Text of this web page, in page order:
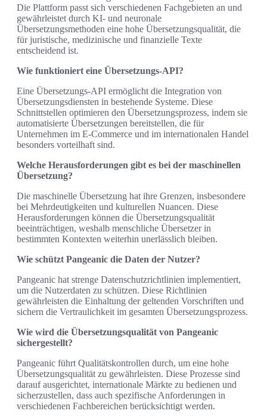
Die Plattform passt sich verschiedenen Fachgebieten an und
gewährleistet durch KI- und neuronale
Übersetzungsmethoden eine hohe Übersetzungsqualität, die
für juristische, medizinische und finanzielle Texte
entscheidend ist.
Wie funktioniert eine Übersetzungs-API?
Eine Übersetzungs-API ermöglicht die Integration von
Übersetzungsdiensten in bestehende Systeme. Diese
Schnittstellen optimieren den Übersetzungsprozess, indem sie
automatisierte Übersetzungen bereitstellen, die für
Unternehmen im E-Commerce und im internationalen Handel
besonders vorteilhaft sind.
Welche Herausforderungen gibt es bei der maschinellen
Übersetzung?
Die maschinelle Übersetzung hat ihre Grenzen, insbesondere
bei Mehrdeutigkeiten und kulturellen Nuancen. Diese
Herausforderungen können die Übersetzungsqualität
beeinträchtigen, weshalb menschliche Übersetzer in
bestimmten Kontexten weiterhin unerlässlich bleiben.
Wie schützt Pangeanic die Daten der Nutzer?
Pangeanic hat strenge Datenschutzrichtlinien implementiert,
um die Nutzerdaten zu schützen. Diese Richtlinien
gewährleisten die Einhaltung der geltenden Vorschriften und
sichern die Vertraulichkeit im gesamten Übersetzungsprozess.
Wie wird die Übersetzungsqualität von Pangeanic
sichergestellt?
Pangeanic führt Qualitätskontrollen durch, um eine hohe
Übersetzungsqualität zu gewährleisten. Diese Prozesse sind
darauf ausgerichtet, internationale Märkte zu bedienen und
sicherzustellen, dass auch spezifische Anforderungen in
verschiedenen Fachbereichen berücksichtigt werden.